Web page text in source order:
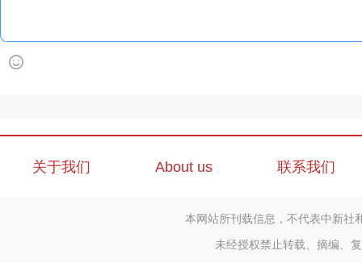
关于我们 About us 联系我们
本网站所刊载信息，不代表中新社
未经授权禁止转载、摘编、